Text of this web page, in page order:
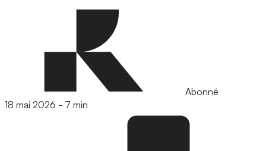
Abonné
18 mai 2026 - 7 min